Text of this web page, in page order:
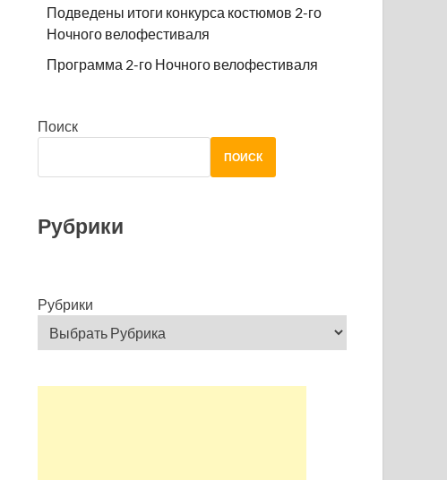
Подведены итоги конкурса костюмов 2-го
Ночного велофестиваля
Программа 2-го Ночного велофестиваля
Поиск
ПОИСК
Рубрики
Рубрики